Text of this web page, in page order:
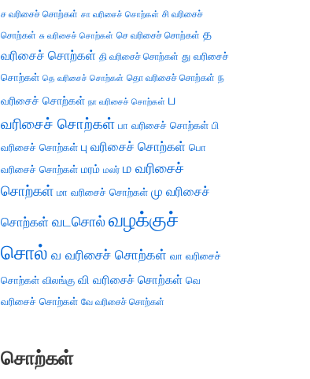
ச வரிசைச் சொற்கள் சா வரிசைச் சொற்கள் சி வரிசைச்
சொற்கள் சு வரிசைச் சொற்கள் செ வரிசைச் சொற்கள் த
வரிசைச் சொற்கள் தி வரிசைச் சொற்கள் து வரிசைச்
சொற்கள் தெ வரிசைச் சொற்கள் தொ வரிசைச் சொற்கள் ந
வரிசைச் சொற்கள் நா வரிசைச் சொற்கள் ப
வரிசைச் சொற்கள் பா வரிசைச் சொற்கள் பி
வரிசைச் சொற்கள் பு வரிசைச் சொற்கள் பொ
வரிசைச் சொற்கள் மரம் மலர் ம வரிசைச்
சொற்கள் மா வரிசைச் சொற்கள் மு வரிசைச்
சொற்கள் வடசொல் வழக்குச்
சொல் வ வரிசைச் சொற்கள் வா வரிசைச்
சொற்கள் விலங்கு வி வரிசைச் சொற்கள் வெ
வரிசைச் சொற்கள் வே வரிசைச் சொற்கள்
சொற்கள்